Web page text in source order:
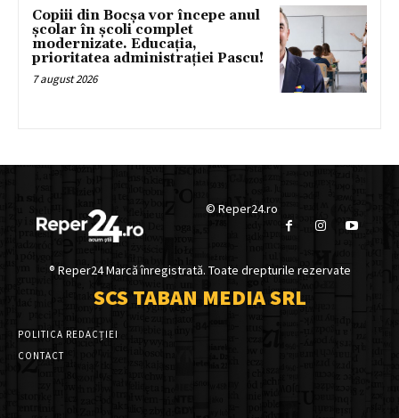
Copiii din Bocșa vor începe anul
școlar în școli complet
modernizate. Educația,
prioritatea administrației Pascu!
7 august 2026
© Reper24.ro
® Reper24 Marcă înregistrată. Toate drepturile rezervate
SCS TABAN MEDIA SRL
POLITICA REDACȚIEI
CONTACT